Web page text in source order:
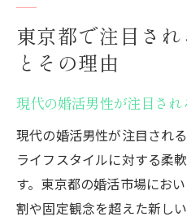
東京都で注目さ
とその理由
現代の婚活男性が注目され
現代の婚活男性が注目され
ライフスタイルに対する柔
す。東京都の婚活市場にお
割や固定観念を超えた新し